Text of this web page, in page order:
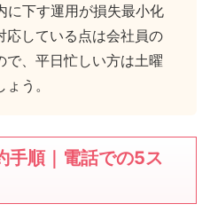
に下す運用が損失最小化
応している点は会社員の
で、平日忙しい方は土曜
う。
手順｜電話での5ス